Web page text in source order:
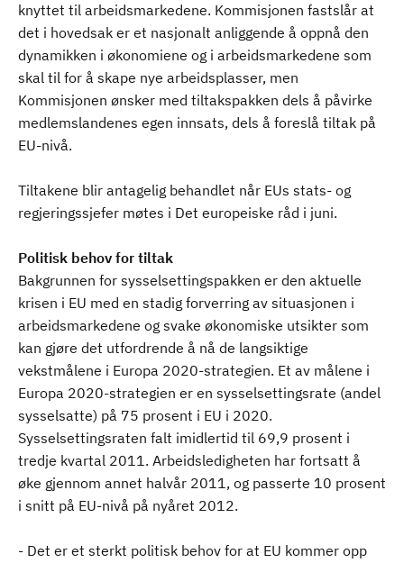
knyttet til arbeidsmarkedene. Kommisjonen fastslår at
det i hovedsak er et nasjonalt anliggende å oppnå den
dynamikken i økonomiene og i arbeidsmarkedene som
skal til for å skape nye arbeidsplasser, men
Kommisjonen ønsker med tiltakspakken dels å påvirke
medlemslandenes egen innsats, dels å foreslå tiltak på
EU-nivå.
Tiltakene blir antagelig behandlet når EUs stats- og
regjeringssjefer møtes i Det europeiske råd i juni.
Politisk behov for tiltak
Bakgrunnen for sysselsettingspakken er den aktuelle
krisen i EU med en stadig forverring av situasjonen i
arbeidsmarkedene og svake økonomiske utsikter som
kan gjøre det utfordrende å nå de langsiktige
vekstmålene i Europa 2020-strategien. Et av målene i
Europa 2020-strategien er en sysselsettingsrate (andel
sysselsatte) på 75 prosent i EU i 2020.
Sysselsettingsraten falt imidlertid til 69,9 prosent i
tredje kvartal 2011. Arbeidsledigheten har fortsatt å
øke gjennom annet halvår 2011, og passerte 10 prosent
i snitt på EU-nivå på nyåret 2012.
- Det er et sterkt politisk behov for at EU kommer opp